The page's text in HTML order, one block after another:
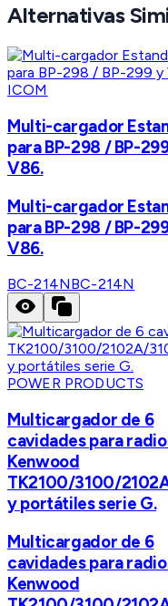
Alternativas
ICOM
Multi-cargador
para BP-298 / BP-
V86.
Multi-cargador
para BP-298 / BP-
V86.
BC-214NBC-214N
POWER PRODUCTS
Multicargador de 6
cavidades para
Kenwood
TK2100/3100/
y portátiles serie G.
Multicargador de 6
cavidades para
Kenwood